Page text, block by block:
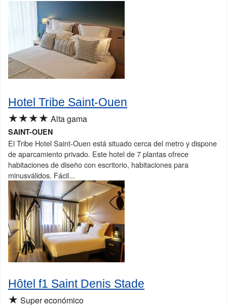
Hotel Tribe Saint-Ouen
★★★★ Alta gama
SAINT-OUEN
El Tribe Hotel Saint-Ouen está situado cerca del metro y dispone
de aparcamiento privado. Este hotel de 7 plantas ofrece
habitaciones de diseño con escritorio, habitaciones para
minusválidos. Fácil...
Hôtel f1 Saint Denis Stade
★ Super económico